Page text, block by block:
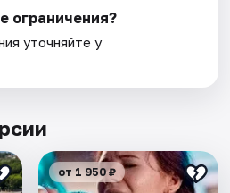
ограничения?
уточняйте у
от 1 950 ₽